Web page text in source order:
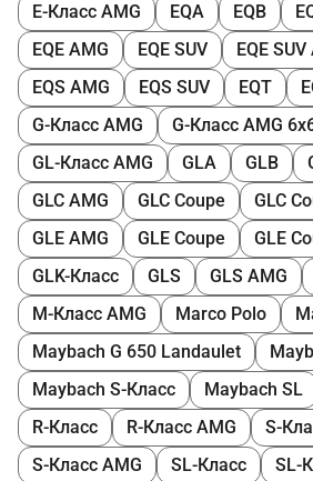
E-Класс AMG
EQA EQB
EQE AMG
EQE SUV EQE SUV
EQS AMG
EQS SUV EQT
G-Класс AMG
G-Класс AMG
GL-Класс AMG
GLA GLB
GLC AMG
GLC Coupe GLC
GLE AMG
GLE Coupe
GLE
GLK-Класс
GLS GLS AMG
M-Класс AMG
Marco Polo
Maybach G 650 Landaulet
Maybach S-Класс
Maybach SL
R-Класс
R-Класс AMG
S-
S-Класс AMG
SL-Класс SL-